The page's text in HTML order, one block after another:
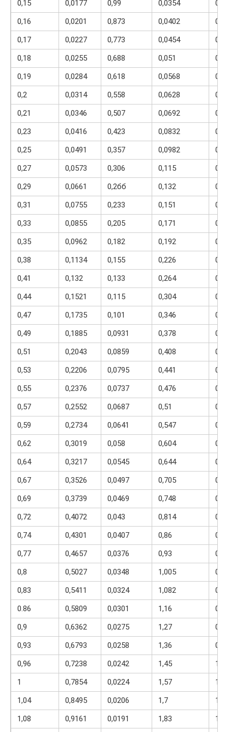
0,15 0,0177 0,99 0,0354
0,16
0,0201 0,873 0,0402
0,17
0,0227 0,773 0,0454
0,18
0,0255 0,688 0,051
0,2
0,19
0,0284 0,618 0,0568
0,2
0,0314 0,558 0,0628
0,21
0,0346 0,507 0,0692
0,23
0,0416 0,423 0,0832
0,25
0,0491 0,357 0,0982
0,27
0,0573 0,306 0,115
0,29
0,0661 0,2бб 0,132
0,31
0,0755 0,233 0,151
0,33
0,0855 0,205 0,171
0,35
0,0962 0,182 0,192
0,38
0,1134 0,155 0,226
0,41
0,132 0,133 0,264
0,44
0,1521 0,115 0,304
0,47
0,1735 0,101 0,346
0,49
0,1885 0,0931 0,378
0,51
0,2043 0,0859 0,408
0,53
0,2206 0,0795 0,441
0,55
0,2376 0,0737 0,476
0,6
0,57
0,2552 0,0687 0,51
0,59
0,2734 0,0641 0,547
0,62
0,3019 0,058 0,604
0,64
0,3217 0,0545 0,644
0,67
0,3526 0,0497 0,705
0,69
0,3739 0,0469 0,748
0,72
0,4072 0,043 0,814
0,74
0,4301 0,0407 0,86
0,8
0,77
0,4657 0,0376 0,93
0,8
0,5027 0,0348 1,005
0,83
0,5411 0,0324 1,082
0.86
0,5809 0,0301 1,16
0,9
0,6362 0,0275 1,27
0,93
0,6793 0,0258 1,36
0,96
0,7238 0,0242 1,45
1
0,7854 0,0224 1,57
1,04
0,8495 0,0206 1,7
1,08
0,9161 0,0191 1,83